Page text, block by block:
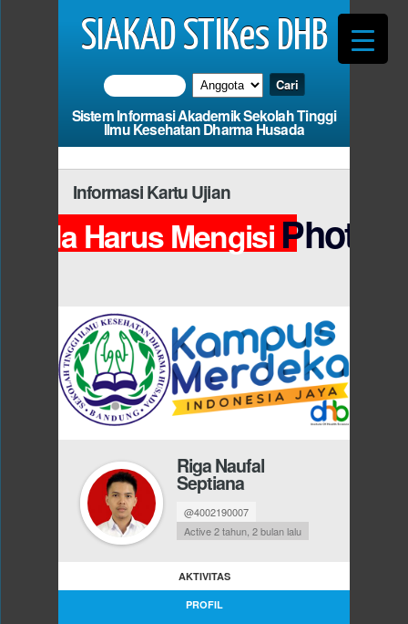
SIAKAD STIKes DHB
Sistem Informasi Akademik Sekolah Tinggi
Ilmu Kesehatan Dharma Husada
Informasi Kartu Ujian
Riga Naufal
Septiana
@4002190007
Active 2 tahun, 2 bulan lalu
AKTIVITAS
PROFIL